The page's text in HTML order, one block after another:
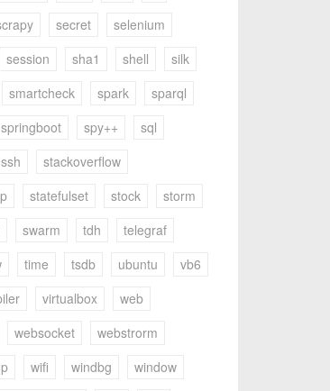
secret
selenium
session sha1 shell
silk
smartcheck spark
sparql
springboot spy++
sql
ssh
stackoverflow
statefulset stock
storm
swarm tdh
telegraf
time tsdb ubuntu
vb6
virtualbox
web
websocket
webstrorm
wifi windbg
window